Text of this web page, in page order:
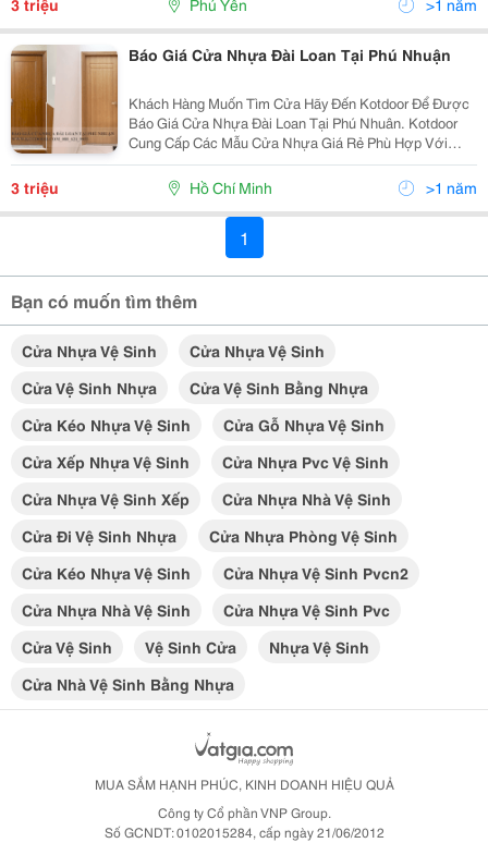
3 triệu Phú Yên >1 năm
Báo Giá Cửa Nhựa Đài Loan Tại Phú Nhuận
Khách Hàng Muốn Tìm Cửa Hãy Đến Kotdoor Để Được
Báo Giá Cửa Nhựa Đài Loan Tại Phú Nhuân. Kotdoor
Cung Cấp Các Mẫu Cửa Nhựa Giá Rẻ Phù Hợp Với
Khách Hàng. Cửa Nhựa Đài Loan Có Thể Lắp Được
Cửa Nhựa Phòng Ngủ Và Cửa Nhựa Vệ Sinh. Mẫu Cửa
Nhựa Đài Loan...
3 triệu Hồ Chí Minh >1 năm
1
Bạn có muốn tìm thêm
Cửa Nhựa Vệ Sinh
Cửa Nhựa Vệ Sinh
Cửa Vệ Sinh Nhựa
Cửa Vệ Sinh Bằng Nhựa
Cửa Kéo Nhựa Vệ Sinh
Cửa Gỗ Nhựa Vệ Sinh
Cửa Xếp Nhựa Vệ Sinh
Cửa Nhựa Pvc Vệ Sinh
Cửa Nhựa Vệ Sinh Xếp
Cửa Nhựa Nhà Vệ Sinh
Cửa Đi Vệ Sinh Nhựa
Cửa Nhựa Phòng Vệ Sinh
Cửa Kéo Nhựa Vệ Sinh
Cửa Nhựa Vệ Sinh Pvcn2
Cửa Nhựa Nhà Vệ Sinh
Cửa Nhựa Vệ Sinh Pvc
Cửa Vệ Sinh
Vệ Sinh Cửa
Nhựa Vệ Sinh
Cửa Nhà Vệ Sinh Bằng Nhựa
MUA SẮM HẠNH PHÚC, KINH DOANH HIỆU QUẢ
Công ty Cổ phần VNP Group.
Số GCNDT: 0102015284, cấp ngày 21/06/2012